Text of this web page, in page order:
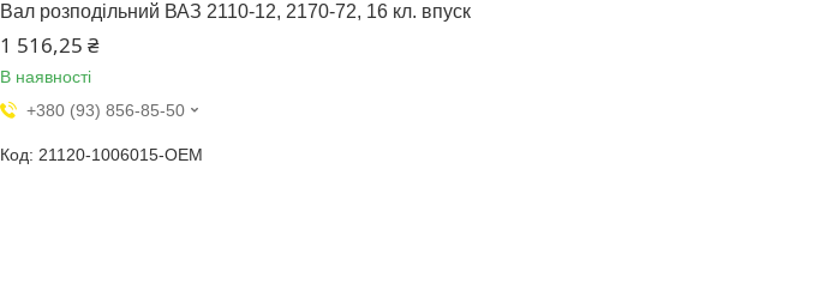
Вал розподільний ВАЗ 2110-12, 2170-72, 16 кл. впуск
1 516,25 ₴
В наявності
+380 (93) 856-85-50
21120-1006015-OEM